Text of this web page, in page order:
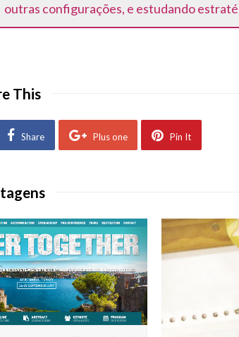
outras configurações, e estudando
This
Share Plus one Pin It